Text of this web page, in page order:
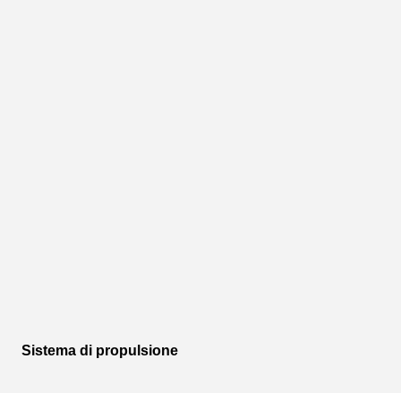
Sistema di propulsione